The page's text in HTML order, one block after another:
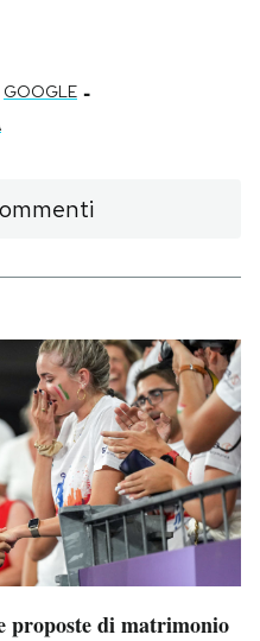
GOOGLE -
proposte di matrimonio